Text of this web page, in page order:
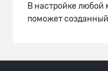
В настройке любой
поможет